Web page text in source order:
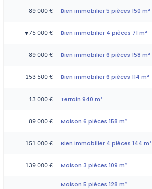
89 000 € Bien immobilier 5 pièces 150 m²
▼ 75 000 € Bien immobilier 4 pièces 71 m²
89 000 € Bien immobilier 6 pièces 158 m²
153 500 € Bien immobilier 6 pièces 114 m²
13 000 € Terrain 940 m²
89 000 € Maison 6 pièces 158 m²
151 000 € Bien immobilier 4 pièces 144 m²
139 000 € Maison 3 pièces 109 m²
Maison 5 pièces 128 m²